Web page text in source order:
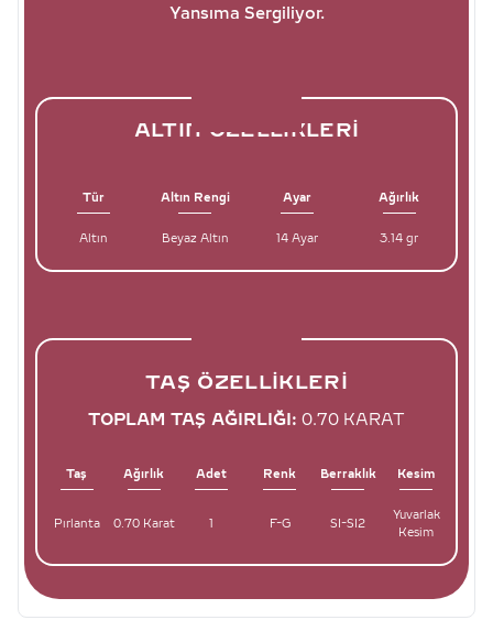
Yansıma Sergiliyor.
ALTIN ÖZELLIKLERI
Tür Altın Rengi Ayar Ağırlık
Altın Beyaz Altın 14 Ayar 3.14 gr
TAŞ ÖZELLIKLERI
TOPLAM TAŞ AĞIRLIĞI: 0.70 KARAT
Taş Ağırlık Adet Renk Berraklık Kesim
Pırlanta 0.70 Karat 1 F-G SI-SI2
Yuvarlak
Kesim